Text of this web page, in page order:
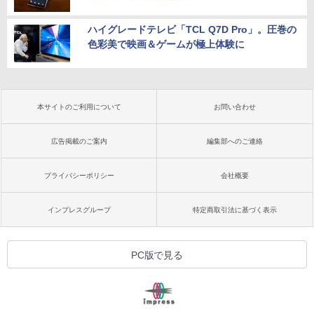
ハイグレードテレビ「TCL Q7D Pro」。圧巻の
色彩美で映画＆ゲームが極上体験に
本サイトのご利用について お問い合わせ
広告掲載のご案内 編集部へのご連絡
プライバシーポリシー 会社概要
インプレスグループ 特定商取引法に基づく表示
PC版で見る